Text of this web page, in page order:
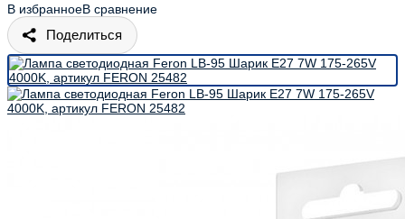
В избранноеВ сравнение
Поделиться